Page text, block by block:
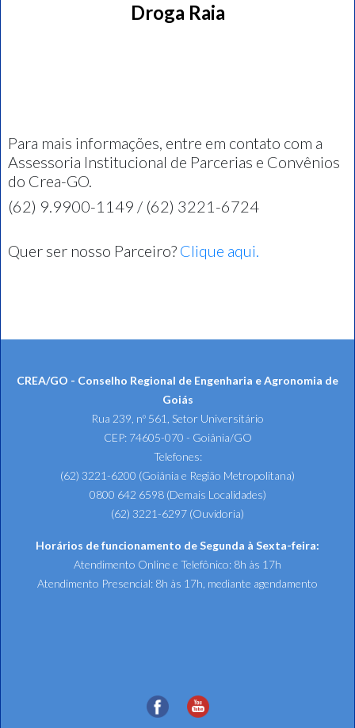
Droga Raia
Para mais informações, entre em contato com a
Assessoria Institucional de Parcerias e Convênios
do Crea-GO.
(62) 9.9900-1149 / (62) 3221-6724
Quer ser nosso Parceiro? Clique aqui.
CREA/GO - Conselho Regional de Engenharia e Agronomia de
Goiás
Rua 239, nº 561, Setor Universitário
CEP: 74605-070 - Goiânia/GO
Telefones:
(62) 3221-6200 (Goiânia e Região Metropolitana)
0800 642 6598 (Demais Localidades)
(62) 3221-6297 (Ouvidoria)
Horários de funcionamento de Segunda à Sexta-feira:
Atendimento Online e Telefônico: 8h às 17h
Atendimento Presencial: 8h às 17h, mediante agendamento